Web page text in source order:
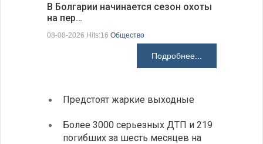
В Болгарии начинается сезон охоты
на пер…
08-08-2026 Hits:16 Общество
Подробнее...
Предстоят жаркие выходные
Более 3000 серьезных ДТП и 219
погибших за шесть месяцев на